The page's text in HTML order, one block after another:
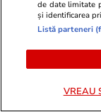
de date limitate
și identificarea
Listă parteneri
VREAU